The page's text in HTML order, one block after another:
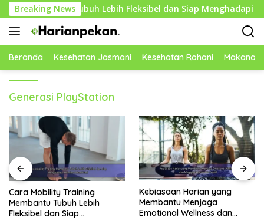
Langsung
ke
konten
Breaking News
Tubuh Lebih Fleksibel dan Siap Menghadapi
Beranda Kesehatan Jasmani Kesehatan Rohani Makanan
Generasi PlayStation
Kebiasaan Harian yang
Membantu Menjaga
Emotional Wellness dan
Rekomendasi Buah Kaya
Nutrisi yang Membantu
Meningkatkan Imunitas